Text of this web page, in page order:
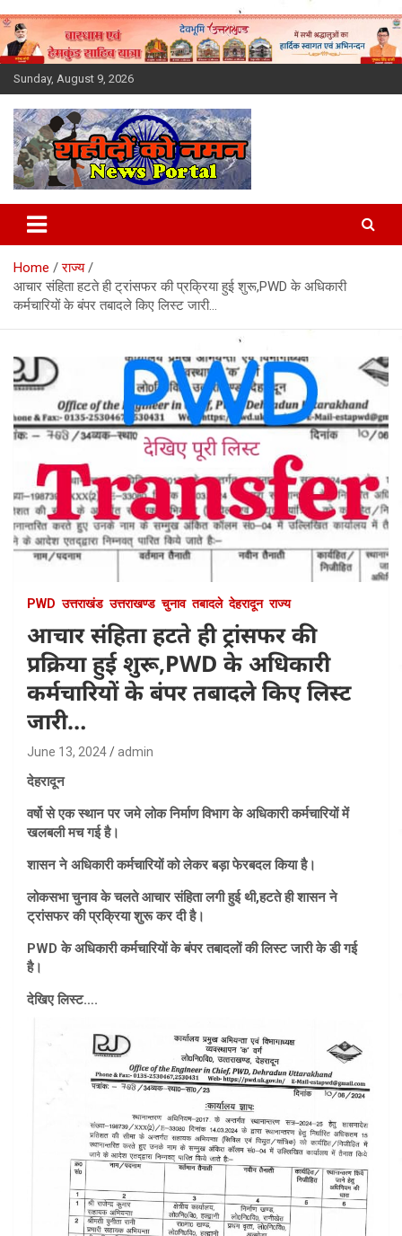
Skip
to
content
Sunday, August 9, 2026
Latest News Today, Breaking
News, Uttarakhand News in
Hindi
Home
राज्य
आचार संहिता हटते ही ट्रांसफर की प्रक्रिया हुई शुरू,PWD के अधिकारी
कर्मचारियों के बंपर तबादले किए लिस्ट जारी…
PWD उत्तराखंड उत्तराखण्ड चुनाव तबादले देहरादून राज्य
आचार संहिता हटते ही ट्रांसफर की
प्रक्रिया हुई शुरू,PWD के अधिकारी
कर्मचारियों के बंपर तबादले किए लिस्ट
जारी…
June 13, 2024 admin
देहरादून
वर्षो से एक स्थान पर जमे लोक निर्माण विभाग के अधिकारी कर्मचारियों में
खलबली मच गई है।
शासन ने अधिकारी कर्मचारियों को लेकर बड़ा फेरबदल किया है।
लोकसभा चुनाव के चलते आचार संहिता लगी हुई थी,हटते ही शासन ने
ट्रांसफर की प्रक्रिया शुरू कर दी है।
PWD के अधिकारी कर्मचारियों के बंपर तबादलों की लिस्ट जारी के डी गई
है।
देखिए लिस्ट….